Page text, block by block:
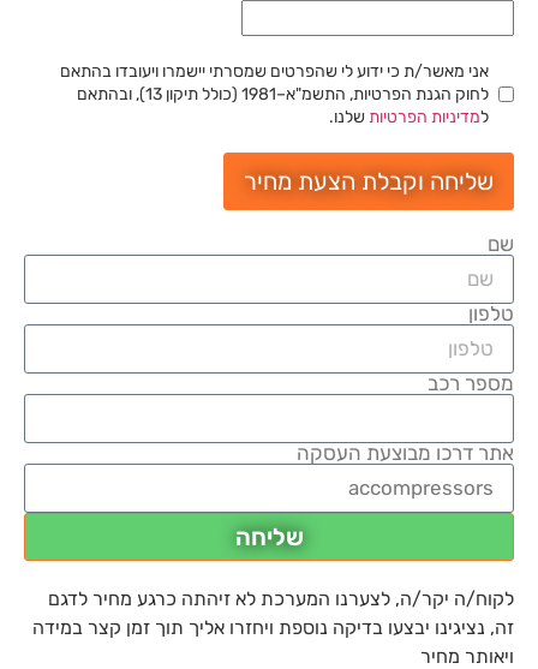
אני מאשר/ת כי ידוע לי שהפרטים שמסרתי יישמרו ויעובדו בהתאם
לחוק הגנת הפרטיות, התשמ"א–1981 (כולל תיקון 13), ובהתאם
למדיניות הפרטיות שלנו.
שליחה וקבלת הצעת מחיר
שם
טלפון
מספר רכב
אתר דרכו מבוצעת העסקה
שליחה
לקוח/ה יקר/ה, לצערנו המערכת לא זיהתה כרגע מחיר לדגם
זה, נציגינו יבצעו בדיקה נוספת ויחזרו אליך תוך זמן קצר במידה
ויאותר מחיר